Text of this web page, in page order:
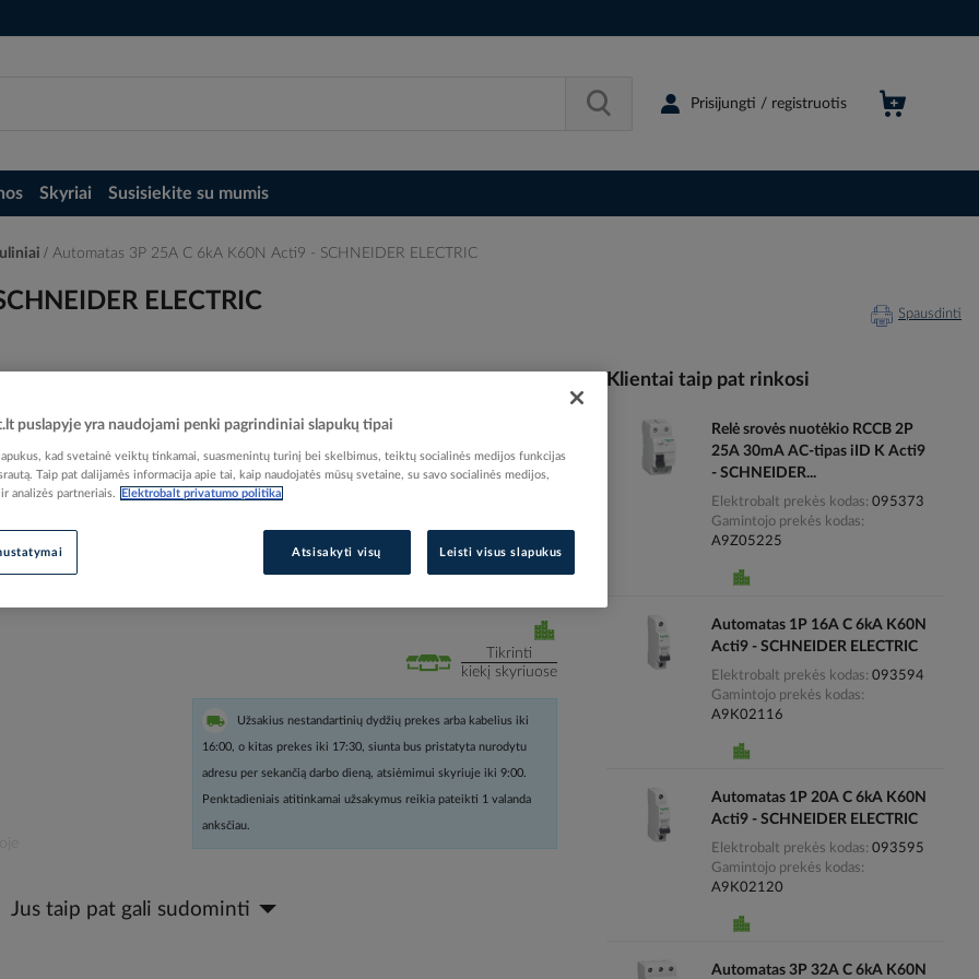
Prisijungti / registruotis
Skyriai Susisiekite su mumis
Automatas 3P 25A C 6kA K60N Acti9 - SCHNEIDER ELECTRIC
ELECTRIC Spausdinti
Elektrobalt prekės kodas
EAN kodas
3606480478420
Gamintojo prekės kodas
A9K02325
Prisijunkite, norėdami pamatyti kainas
Tikrinti
kiekį skyriuose
Užsakius nestandartinių dydžių prekes arba kabelius iki
16:00, o kitas prekes iki 17:30, siunta bus pristatyta nurodytu
adresu per sekančią darbo dieną, atsiėmimui skyriuje iki 9:00.
Penktadieniais atitinkamai užsakymus reikia pateikti 1 valanda
anksčiau.
Jus taip pat gali sudominti
Klientai taip pat rinkosi
Relė srovės nuotėkio RCCB 2P
25A 30mA AC-tipas iID K Acti9
- SCHNEIDER...
Elektrobalt prekės kodas 095373
Gamintojo prekės kodas
A9Z05225
Automatas 1P 16A C 6kA K60N
Acti9 - SCHNEIDER ELECTRIC
Elektrobalt prekės kodas 093594
Gamintojo prekės kodas
A9K02116
Automatas 1P 20A C 6kA K60N
Acti9 - SCHNEIDER ELECTRIC
Elektrobalt prekės kodas 093595
Gamintojo prekės kodas
A9K02120
Automatas 3P 32A C 6kA K60N
puslapyje yra naudojami penki pagrindiniai slapukų tipai
kad svetainė veiktų tinkamai, suasmenintų turinį bei skelbimus, teiktų socialinės medijos funkcijas
Taip pat dalijamės informacija apie tai, kaip naudojatės mūsų svetaine, su savo socialinės medijos,
analizės partneriais.
Elektrobalt privatumo politika
Atsisakyti visų Leisti visus slapukus